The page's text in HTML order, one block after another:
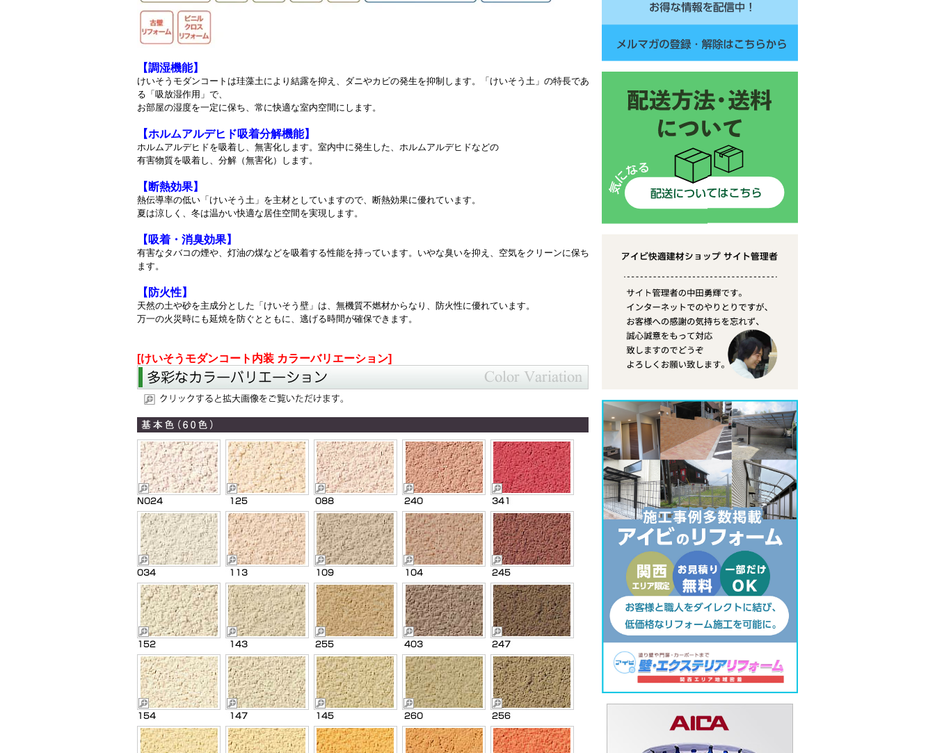
【調湿機能】
けいそうモダンコートは珪藻土により結露を抑え、ダニやカビの発生を抑制します。「けいそう土」の特長であ
る「吸放湿作用」で、
お部屋の湿度を一定に保ち、常に快適な室内空間にします。
【ホルムアルデヒド吸着分解機能】
ホルムアルデヒドを吸着し、無害化します。室内中に発生した、ホルムアルデヒドなどの
有害物質を吸着し、分解（無害化）します。
【断熱効果】
熱伝導率の低い「けいそう土」を主材としていますので、断熱効果に優れています。
夏は涼しく、冬は温かい快適な居住空間を実現します。
【吸着・消臭効果】
有害なタバコの煙や、灯油の煤などを吸着する性能を持っています。いやな臭いを抑え、空気をクリーンに保ち
ます。
【防火性】
天然の土や砂を主成分とした「けいそう壁」は、無機質不燃材からなり、防火性に優れています。
万一の火災時にも延焼を防ぐとともに、逃げる時間が確保できます。
[けいそうモダンコート内装 カラーバリエーション]